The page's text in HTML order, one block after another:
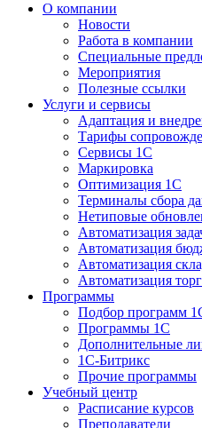
О компании
Новости
Работа в компании
Специальные
Мероприятия
Полезные ссылки
Услуги и сервисы
Адаптация и
Тарифы
Сервисы 1С
Маркировка
Оптимизация 1С
Терминалы сбора
Нетиповые
Автоматизация
Автоматизация
Автоматизация
Автоматизация
Программы
Подбор программ
Программы 1С
Дополнительные
1С-Битрикс
Прочие программы
Учебный центр
Расписание курсов
Преподаватели